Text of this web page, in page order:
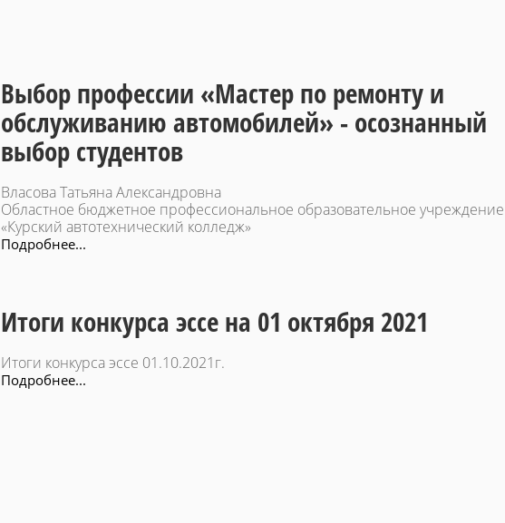
Выбор профессии «Мастер по ремонту и
обслуживанию автомобилей» - осознанный
выбор студентов
Власова Татьяна Александровна
Областное бюджетное профессиональное образовательное учреждение
«Курский автотехнический колледж»
Подробнее...
Итоги конкурса эссе на 01 октября 2021
Итоги конкурса эссе 01.10.2021г.
Подробнее...